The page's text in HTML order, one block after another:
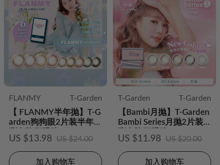
FLANMY
T-Garden
【 FLANMY半年抛】T-G
arden狗狗眼2片装半年抛
彩色隐形眼镜
US $13.98 US $24.00
加入购物车
T-Garden
T-Garden
【Bambi月抛】T-Garden
Bambi Series月抛2片装
彩色隐形眼镜
US $11.98 US $20.00
加入购物车